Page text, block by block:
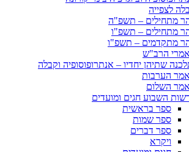
לצפייה
מתחילים – תשפ"ה
מתחילים – תשפ"ו
מתקדמים – תשפ"ו
הרב"ש
שתיהן יחדיו – אנתרופוסופיה וקבלה
הערבות
השלום
השבוע חגים ומועדים
ספר בראשית
ספר שמות
ספר דברים
ויקרא